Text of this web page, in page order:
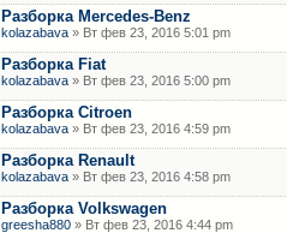
Разборка Mercedes-Benz
kolazabava » Вт фев 23, 2016 5:01 pm
Разборка Fiat
kolazabava » Вт фев 23, 2016 5:00 pm
Разборка Citroen
kolazabava » Вт фев 23, 2016 4:59 pm
Разборка Renault
kolazabava » Вт фев 23, 2016 4:58 pm
Разборка Volkswagen
greesha880 » Вт фев 23, 2016 4:44 pm